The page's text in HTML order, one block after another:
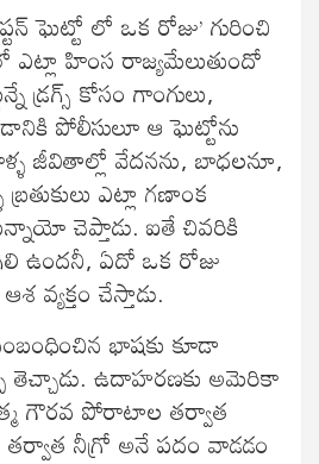
ఘెట్టో లో ఒక రోజు’ గురించి
హింస రాజ్యమేలుతుందో
డ్రగ్స్ కోసం గాంగులు,
పోలీసులూ ఆ ఘెట్టోను
జీవితాల్లో వేదనను, బాధలనూ,
ఎట్లా గణాంక
చెప్తాడు. ఐతే చివరికి
ఉందనీ, ఏదో ఒక రోజు
వ్యక్తం చేస్తాడు.
భాషకు కూడా
తెచ్చాడు. ఉదాహరణకు అమెరికా
గౌరవ పోరాటాల తర్వాత
నీగ్రో అనే పదం వాడడం